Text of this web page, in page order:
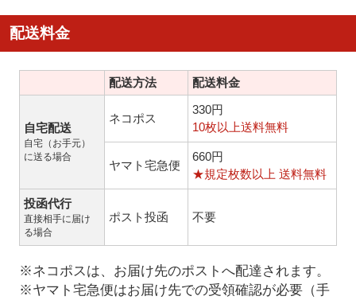
配送料金
配送方法 配送料金
自宅配送
自宅（お手元）
に送る場合
ネコポス
330円
10枚以上送料無料
ヤマト宅急便
660円
★規定枚数以上 送料無料
投函代行
直接相手に届け
る場合
ポスト投函 不要
※ネコポスは、お届け先のポストへ配達されます。
※ヤマト宅急便はお届け先での受領確認が必要（手